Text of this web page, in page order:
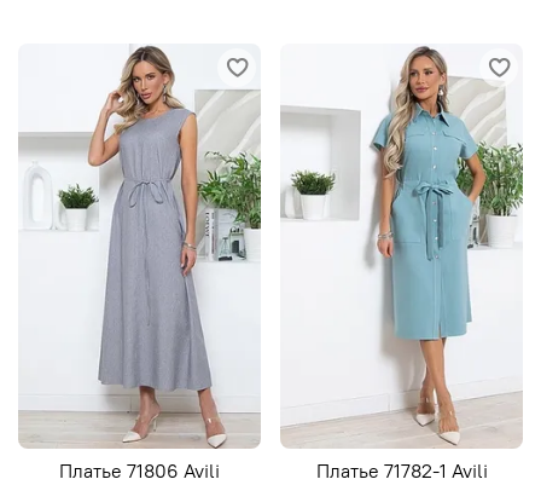
Платье 71806 Avili Платье 71782-1 Avili